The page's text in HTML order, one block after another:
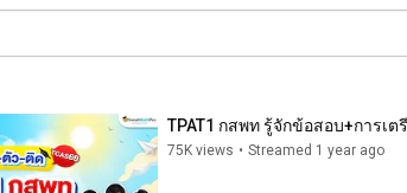
TPAT1 กสพท รู้จักข้อสอบ+การเ
75K views • Streamed 1 year ago